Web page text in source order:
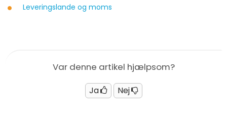
Leveringslande og moms
Var denne artikel hjælpsom?
Ja Nej